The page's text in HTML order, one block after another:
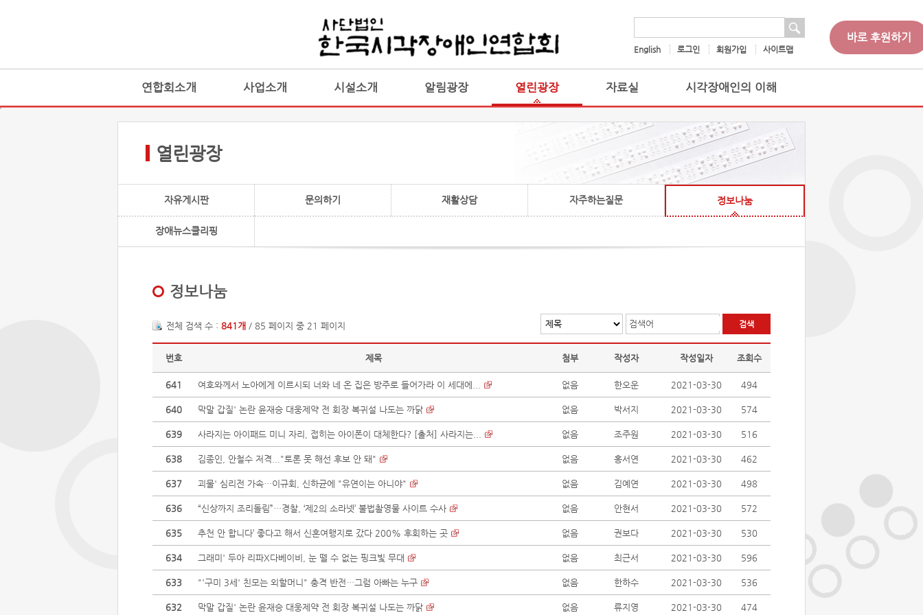
English 로그인 회원가입 사이트맵
바로 후원하기
연합회소개 사업소개 시설소개 알림광장 열린광장 자료실 시각장애인의 이해
열린광장
자유게시판 문의하기 재활상담 자주하는질문 정보나눔
장애뉴스클리핑
정보나눔
검색어
전체 검색 수 : 841개 / 85 페이지 중 21 페이지
번호 제목 첨부 작성자 작성일자 조회수
641 여호와께서 노아에게 이르시되 너와 네 온 집은 방주로 들어가라 이 세대에... 없음 한오운 2021-03-30 494
640 막말 갑질' 논란 윤재승 대웅제약 전 회장 복귀설 나도는 까닭 없음 박서지 2021-03-30 574
639 사라지는 아이패드 미니 자리, 접히는 아이폰이 대체한다? [출처] 사라지는... 없음 조주원 2021-03-30 516
638 김종인, 안철수 저격..."토론 못 해선 후보 안 돼" 없음 홍서연 2021-03-30 462
637 괴물' 심리전 가속…이규회, 신하균에 "유연이는 아니야" 없음 김예연 2021-03-30 498
636 “신상까지 조리돌림”…경찰, ‘제2의 소라넷’ 불법촬영물 사이트 수사 없음 안현서 2021-03-30 572
635 추천 안 합니다’ 좋다고 해서 신혼여행지로 갔다 200% 후회하는 곳 없음 권보다 2021-03-30 530
634 그래미' 두아 리파X다베이비, 눈 뗄 수 없는 핑크빛 무대 없음 최근서 2021-03-30 596
633 "'구미 3세' 친모는 외할머니" 충격 반전…그럼 아빠는 누구 없음 한하수 2021-03-30 536
632 막말 갑질' 논란 윤재승 대웅제약 전 회장 복귀설 나도는 까닭 없음 류지영 2021-03-30 474